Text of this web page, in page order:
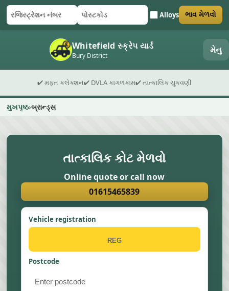
રજિસ્ટ્રેશન નંબર
પોસ્ટકોડ Alloys
ફોર્મ સબમિટ કરો ભાવ મેળવો
Whitefield સ્ક્રેપ યાર્ડ
Bury District મેનુ
✔ મફત કલેક્શન✔ DVLA કાગળકામ✔ તાત્કાલિક ચુકવણી
મુખપૃષ્ઠ બ્રાન્ડ્સ
તાત્કાલિક કોટ મેળવો
Online quote or call now
01615465839
Vehicle registration
Postcode